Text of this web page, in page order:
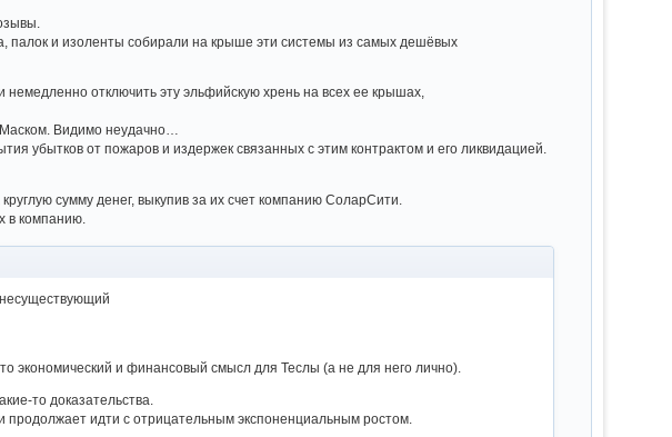
палок и изоленты собирали на крыше эти системы из самых дешёвых
немедленно отключить эту эльфийскую хрень на всех ее крышах,
Видимо неудачно…
убытков от пожаров и издержек связанных с этим контрактом и его ликвидацией.
сумму денег, выкупив за их счет компанию СоларСити.
в компанию.
экономический и финансовый смысл для Теслы (а не для него лично).
то доказательства.
идти с отрицательным экспоненциальным ростом.